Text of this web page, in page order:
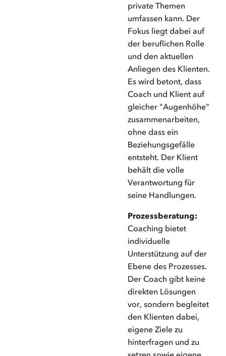
private Themen
umfassen kann. Der
Fokus liegt dabei auf
der beruflichen Rolle
und den aktuellen
Anliegen des Klienten.
Es wird betont, dass
Coach und Klient auf
gleicher "Augenhöhe"
zusammenarbeiten,
ohne dass ein
Beziehungsgefälle
entsteht. Der Klient
behält die volle
Verantwortung für
seine Handlungen.
Prozessberatung:
Coaching bietet
individuelle
Unterstützung auf der
Ebene des Prozesses.
Der Coach gibt keine
direkten Lösungen
vor, sondern begleitet
den Klienten dabei,
eigene Ziele zu
hinterfragen und zu